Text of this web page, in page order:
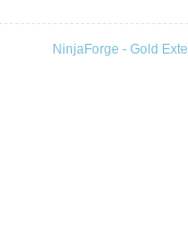
NinjaForge - Gold